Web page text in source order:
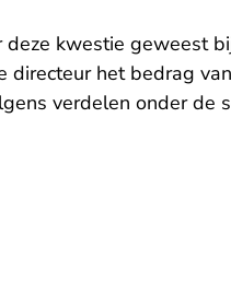
deze kwestie geweest
Rechtspraak.nl
directeur het bedrag
verdelen onder de